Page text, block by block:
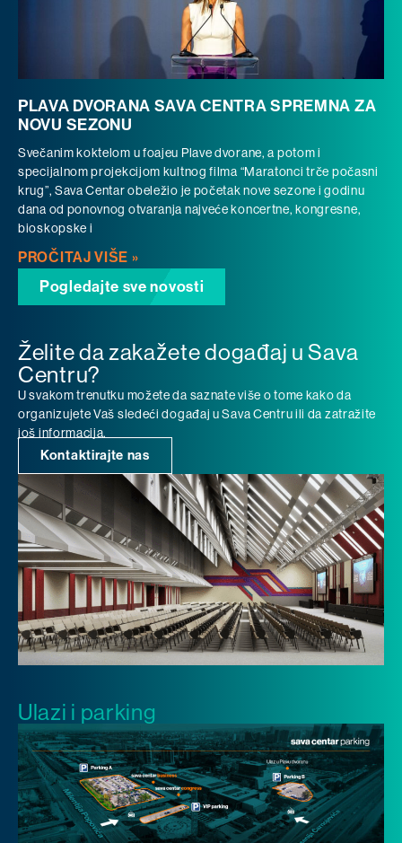
PLAVA DVORANA SAVA CENTRA SPREMNA ZA
NOVU SEZONU
Svečanim koktelom u foajeu Plave dvorane, a potom i
specijalnom projekcijom kultnog filma “Maratonci trče počasni
krug”, Sava Centar obeležio je početak nove sezone i godinu
dana od ponovnog otvaranja najveće koncertne, kongresne,
bioskopske i
PROČITAJ VIŠE »
Pogledajte sve novosti
Želite da zakažete događaj u Sava
Centru?
U svakom trenutku možete da saznate više o tome kako da
organizujete Vaš sledeći događaj u Sava Centru ili da zatražite
još informacija.
Kontaktirajte nas
Ulazi i parking